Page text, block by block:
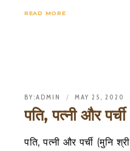
READ MORE
BY:ADMIN MAY 25, 2020
पति, पत्नी और पर्ची
पति, पत्नी और पर्ची (मुनि